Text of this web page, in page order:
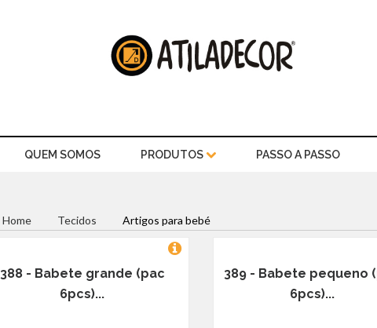
QUEM SOMOS PRODUTOS PASSO A PASSO
Home Tecidos Artigos para bebé
388 - Babete grande (pac
6pcs)...
389 - Babete pequeno
6pcs)...